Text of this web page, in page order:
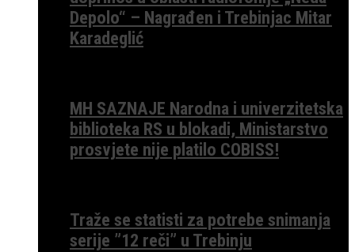
Depolo“ – Nagrađen i Trebinjac Mitar
Karadeglić
MH SAZNAJE Narodna i univerzitetska
biblioteka RS u blokadi, Ministarstvo
prosvjete nije platilo COBISS!
Traže se statisti za potrebe snimanja
serije ”12 reči” u Trebinju